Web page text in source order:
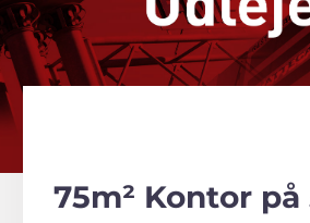
75m² Kontor